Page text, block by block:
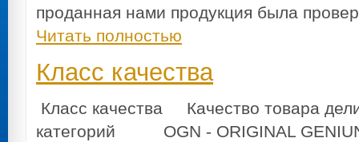
проданная нами продукция была
Читать полностью
Класс качества
Класс качества Качество товара
категорий OGN - ORIGINAL